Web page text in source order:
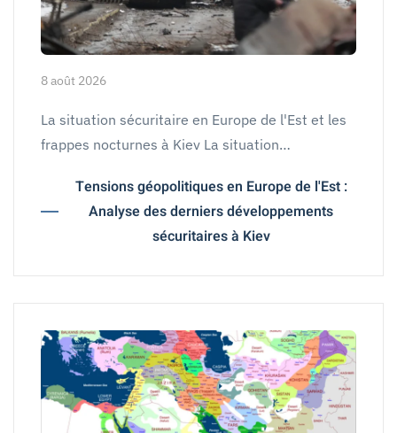
8 août 2026
La situation sécuritaire en Europe de l'Est et les
frappes nocturnes à Kiev La situation…
Tensions géopolitiques en Europe de l'Est :
Analyse des derniers développements
sécuritaires à Kiev